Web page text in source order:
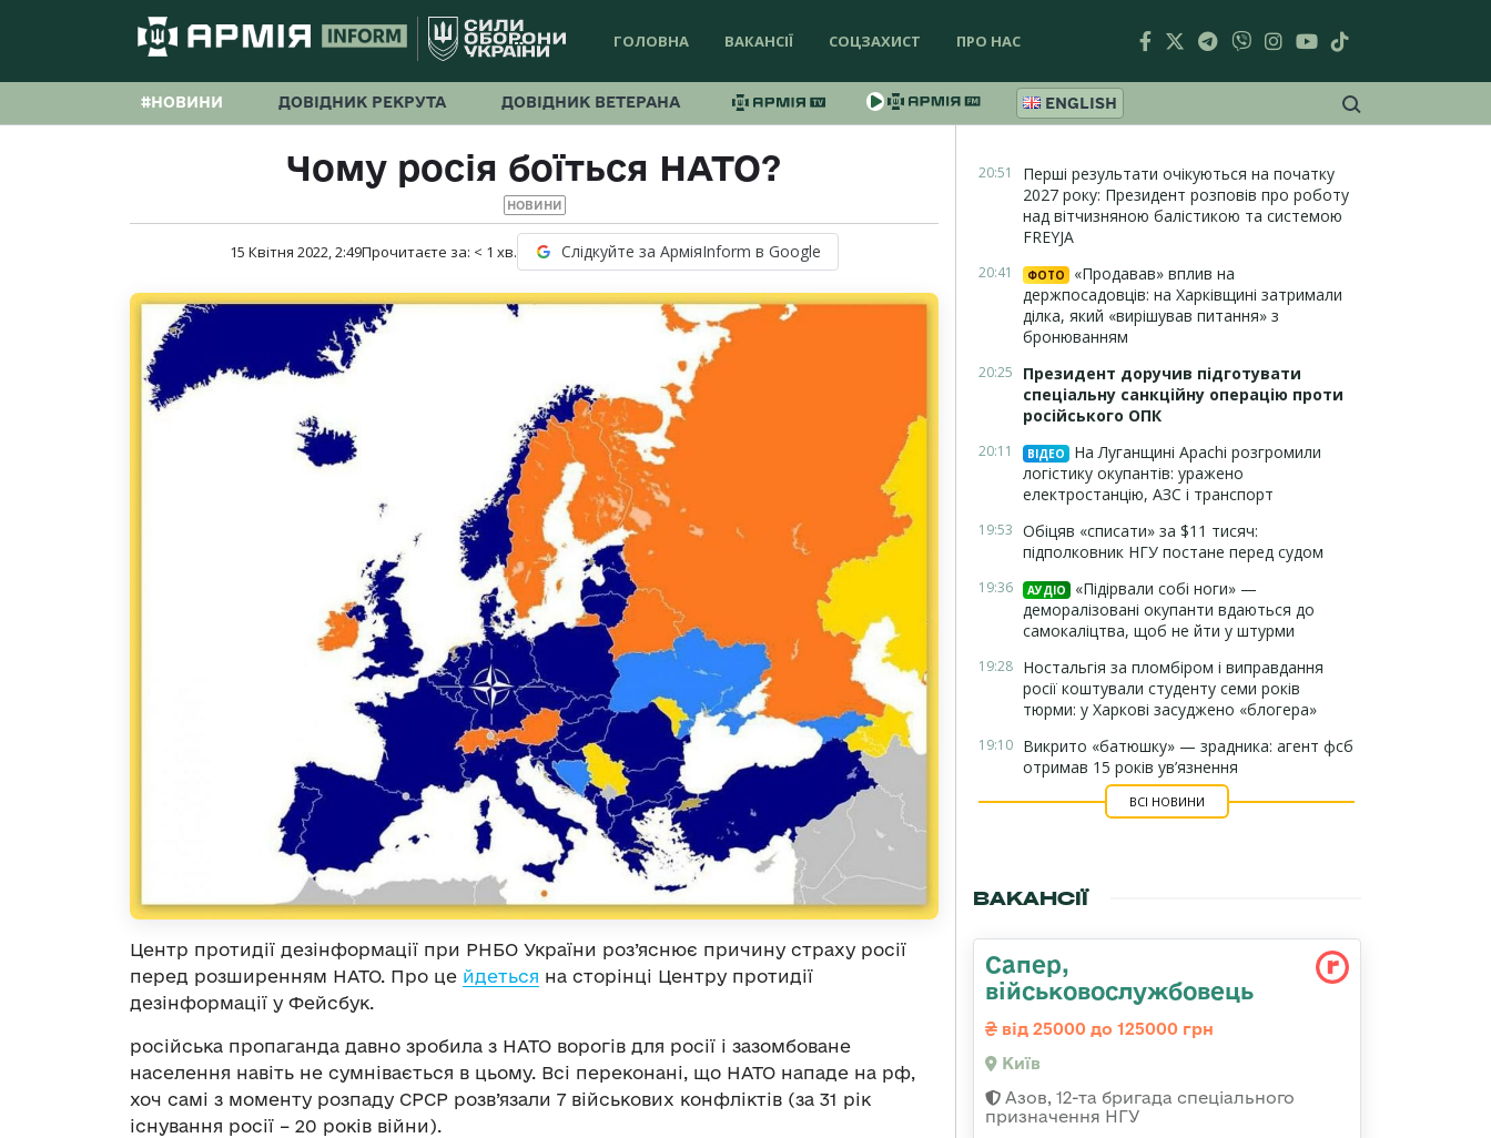
ГОЛОВНА ВАКАНСІЇ СОЦЗАХИСТ ПРО НАС
#НОВИНИ ДОВІДНИК РЕКРУТА ДОВІДНИК ВЕТЕРАНА ENGLISH
Чому росія боїться НАТО?
НОВИНИ
15 Квітня 2022, 2:49Прочитаєте за: < 1 хв. Слідкуйте за АрміяInform в Google
Центр протидії дезінформації при РНБО України роз’яснює причину страху росії
перед розширенням НАТО. Про це йдеться на сторінці Центру протидії
дезінформації у Фейсбук.
російська пропаганда давно зробила з НАТО ворогів для росії і зазомбоване
населення навіть не сумнівається в цьому. Всі переконані, що НАТО нападе на рф,
хоч самі з моменту розпаду СРСР розв’язали 7 військових конфліктів (за 31 рік
існування росії – 20 років війни).
20:51
Перші результати очікуються на початку
2027 року: Президент розповів про роботу
над вітчизняною балістикою та системою
FREYJA
20:41 ФОТО
«Продавав» вплив на
держпосадовців: на Харківщині затримали
ділка, який «вирішував питання» з
бронюванням
20:25
Президент доручив підготувати
спеціальну санкційну операцію проти
російського ОПК
20:11 ВІДЕО
На Луганщині Apachi розгромили
логістику окупантів: уражено
електростанцію, АЗС і транспорт
19:53 Обіцяв «списати» за $11 тисяч:
підполковник НГУ постане перед судом
19:36 АУДІО
«Підірвали собі ноги» —
деморалізовані окупанти вдаються до
самокаліцтва, щоб не йти у штурми
19:28 Ностальгія за пломбіром і виправдання
росії коштували студенту семи років
тюрми: у Харкові засуджено «блогера»
19:10 Викрито «батюшку» — зрадника: агент фсб
отримав 15 років ув’язнення
ВСІ НОВИНИ
ВАКАНСІЇ
Сапер,
військовослужбовець
від 25000 до 125000 грн
Київ
Азов, 12-та бригада спеціального
призначення НГУ